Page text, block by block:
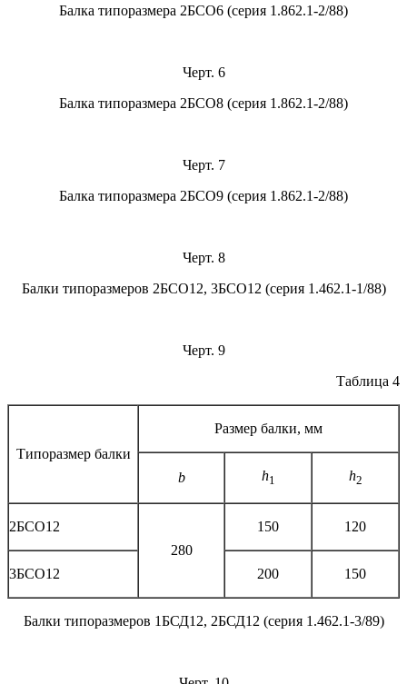
Балка типоразмера 2БСО6 (серия 1.862.1-2/88)
Черт. 6
Балка типоразмера 2БСО8 (серия 1.862.1-2/88)
Черт. 7
Балка типоразмера 2БСО9 (серия 1.862.1-2/88)
Черт. 8
Балки типоразмеров 2БСО12, 3БСО12 (серия 1.462.1-1/88)
Черт. 9
Таблица 4
Типоразмер балки
Размер балки, мм
b h1 h2
2БСО12
280
150 120
3БСО12 200 150
Балки типоразмеров 1БСД12, 2БСД12 (серия 1.462.1-3/89)